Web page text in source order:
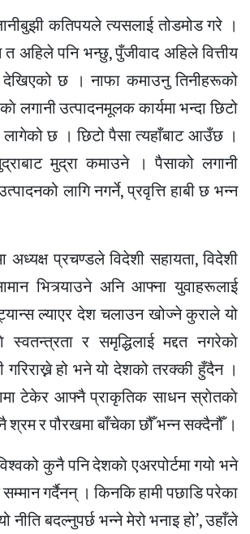
कतिपयले त्यसलाई तोडमोड गरे ।
त अहिले पनि भन्छु, पुँजीवाद अहिले वित्तीय
देखिएको छ । नाफा कमाउनु तिनीहरूको
लगानी उत्पादनमूलक कार्यमा भन्दा छिटो
छ । छिटो पैसा त्यहाँबाट आउँछ ।
मुद्रा कमाउने । पैसाको लगानी
लागि नगर्ने, प्रवृत्ति हाबी छ भन्न
अध्यक्ष प्रचण्डले विदेशी सहायता, विदेशी
भित्र्याउने अनि आफ्ना युवाहरूलाई
ल्याएर देश चलाउन खोज्ने कुराले यो
र समृद्धिलाई मद्दत नगरेकाे
गरिराख्ने हो भने यो देशको तरक्की हुँदैन ।
टेकेर आफ्नै प्राकृतिक साधन स्राेतकाे
र पौरखमा बाँचेका छौँ भन्न सक्दैनौँ ।
कुनै पनि देशकाे एअरपोर्टमा गयो भने
गर्दैनन् । किनकि हामी पछाडि परेका
बदल्नुपर्छ भन्ने मेरो भनाइ हो’, उहाँले